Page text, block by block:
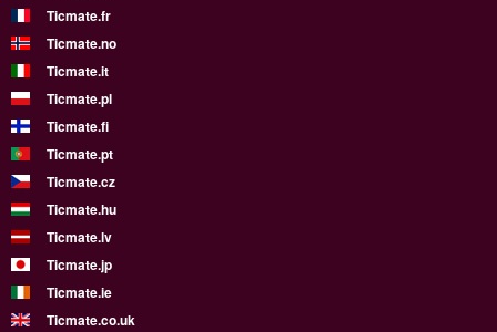
Ticmate.fr
Ticmate.no
Ticmate.it
Ticmate.pl
Ticmate.fi
Ticmate.pt
Ticmate.cz
Ticmate.hu
Ticmate.lv
Ticmate.jp
Ticmate.ie
Ticmate.co.uk